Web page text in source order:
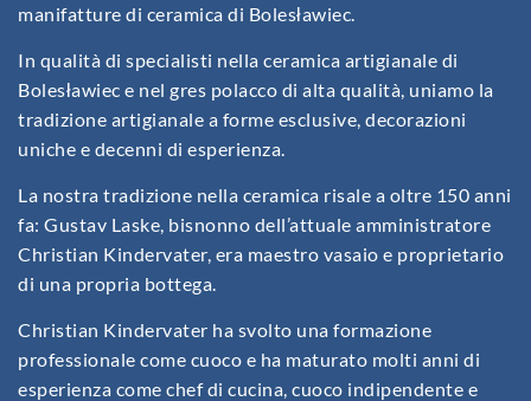
manifatture di ceramica di Bolesławiec.
In qualità di specialisti nella ceramica artigianale di
Bolesławiec e nel gres polacco di alta qualità, uniamo la
tradizione artigianale a forme esclusive, decorazioni
uniche e decenni di esperienza.
La nostra tradizione nella ceramica risale a oltre 150 anni
fa: Gustav Laske, bisnonno dell’attuale amministratore
Christian Kindervater, era maestro vasaio e proprietario
di una propria bottega.
Christian Kindervater ha svolto una formazione
professionale come cuoco e ha maturato molti anni di
esperienza come chef di cucina, cuoco indipendente e